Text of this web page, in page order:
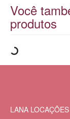
Você
produtos
LANA LOCAÇÕES